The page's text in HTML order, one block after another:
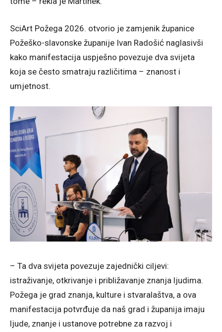
SciArt Požega 2026. otvorio je zamjenik županice
Požeško-slavonske županije Ivan Radošić naglasivši
kako manifestacija uspješno povezuje dva svijeta
koja se često smatraju različitima – znanost i
umjetnost.
– Ta dva svijeta povezuje zajednički ciljevi:
istraživanje, otkrivanje i približavanje znanja ljudima.
Požega je grad znanja, kulture i stvaralaštva, a ova
manifestacija potvrđuje da naš grad i županija imaju
ljude, znanje i ustanove potrebne za razvoj i